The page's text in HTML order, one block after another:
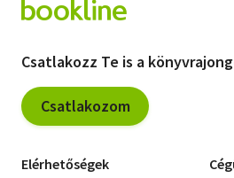
Csatlakozz Te is a
Csatlakozom
Elérhetőségek